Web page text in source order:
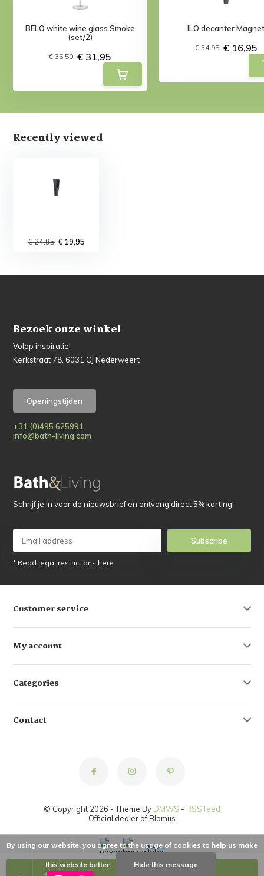
BELO white wine glass Smoke
(set/2)
€ 35,50 € 31,95
ILO decanter
€ 34,95 € 16,95
Recently viewed
€ 24,95 € 19,95
Bezoek onze winkel
Volop inspiratie!
Kerkstraat 78, 6031 CJ Nederweert
Openingstijden
+31 (0)495 625991
info@bath-living.com
Schrijf je in voor de nieuwsbrief en ontvang direct 5% korting!
Subscribe
* Read legal restrictions here
Customer service
My account
Categories
Contact
© Copyright 2026 - Theme By DMWS - RSS feed
Official dealer of Blomus
By using our website, you agree to the usage of cookies to help us make
this website better. Hide this message